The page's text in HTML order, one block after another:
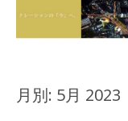
月別: 5月 2023